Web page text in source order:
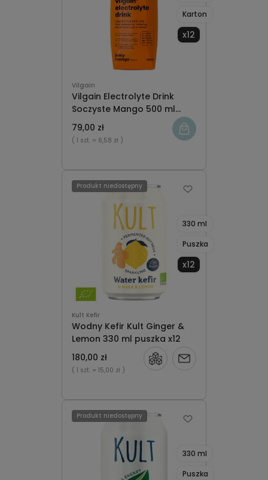
Vilgain
Vilgain Electrolyte Drink
Soczyste Mango 500 ml
karton x12
Karton
x12
79,00 zł
( 1 szt. = 6,58 zł )
Kult Kefir
Wodny Kefir Kult Ginger &
Lemon 330 ml puszka x12
330 ml
Puszka
x12
180,00 zł
( 1 szt. = 15,00 zł )
Produkt niedostępny
Powiadom
330 ml
Puszka
Produkt niedostępny